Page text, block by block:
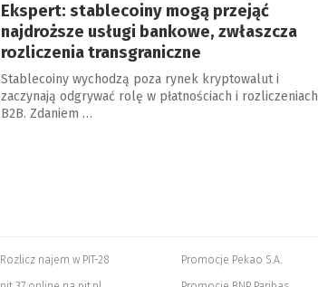
Ekspert: stablecoiny mogą przejąć
najdroższe usługi bankowe, zwłaszcza
rozliczenia transgraniczne
Stablecoiny wychodzą poza rynek kryptowalut i
zaczynają odgrywać rolę w płatnościach i rozliczeniach
B2B. Zdaniem …
Rozlicz najem w PIT-28 Promocje Pekao S.A.